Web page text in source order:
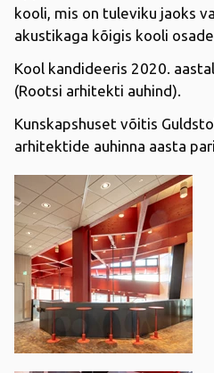
kooli, mis on tuleviku jaoks
akustikaga kõigis kooli
Kool kandideeris 2020.
(Rootsi arhitekti auhind).
Kunskapshuset võitis
arhitektide auhinna aasta